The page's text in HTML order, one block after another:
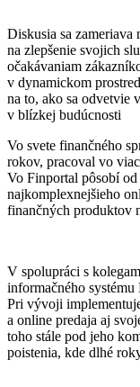
Diskusia sa
na zlepšenie svojich
očakávaniam
v dynamickom
na to, ako sa odvetvie
v blízkej budúcnosti
Vo svete finančného
rokov, pracoval vo
Vo Finportal pôsobí
najkomplexnejšieho
finančných produktov
V spolupráci s
informačného
Pri vývoji
a online predaja aj
toho stále pod jeho
poistenia, kde dlhé